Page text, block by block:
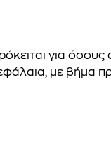
για
με βήμα